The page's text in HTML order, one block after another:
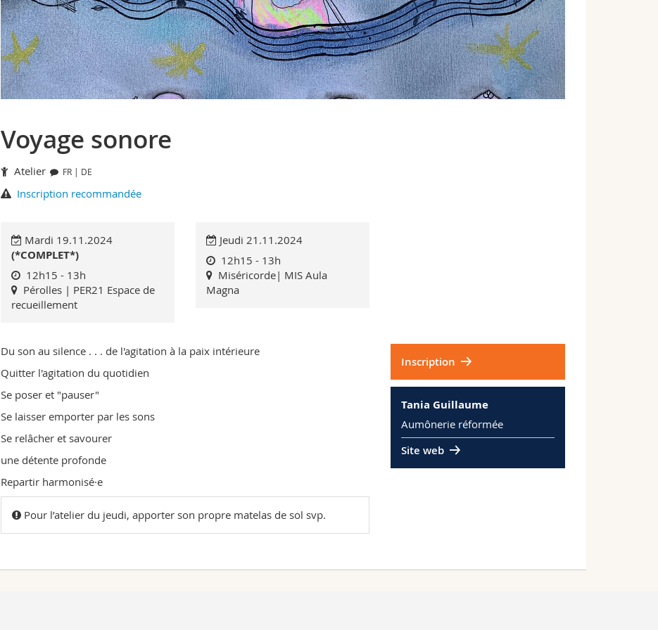
Voyage sonore
Atelier FR | DE
Inscription recommandée
Mardi 19.11.2024
(*COMPLET*)
12h15 - 13h
Pérolles | PER21 Espace de
recueillement
Jeudi 21.11.2024
12h15 - 13h
Miséricorde| MIS Aula
Magna
Du son au silence . . . de l'agitation à la paix intérieure
Quitter l'agitation du quotidien
Se poser et "pauser"
Se laisser emporter par les sons
Se relâcher et savourer
une détente profonde
Repartir harmonisé·e
Pour l’atelier du jeudi, apporter son propre matelas de sol svp.
Inscription
Tania Guillaume
Aumônerie réformée
Site web